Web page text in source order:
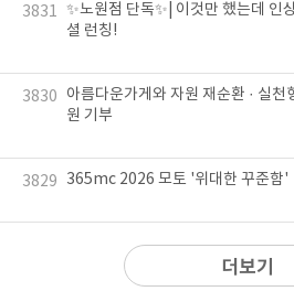
3831 ✨노원점 단독✨| 이것만 했는데 인
셜 런칭!
3830
아름다운가게와 자원 재순환 · 실천
원 기부
3829 365mc 2026 모토 '위대한 꾸준함'
더보기